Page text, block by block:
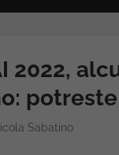
2022,
Sabatino